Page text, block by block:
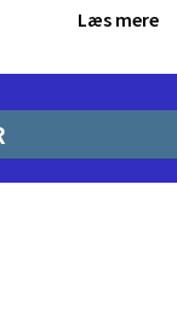
Læs mere